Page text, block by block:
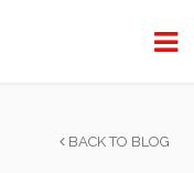
BACK TO BLOG